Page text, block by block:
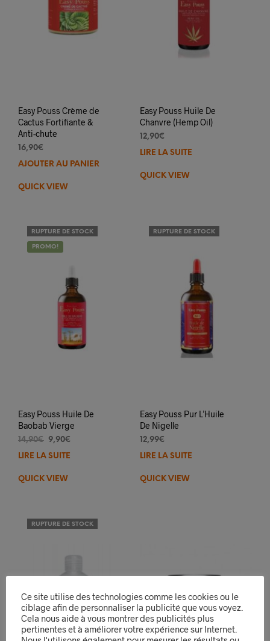
Easy Pouss Crème de
Cactus Fortifiante &
Anti-chute
16,90€
AJOUTER AU PANIER
QUICK VIEW
Easy Pouss Huile De
Chanvre (Hemp Oil)
12,90€
LIRE LA SUITE
QUICK VIEW
RUPTURE DE STOCK
PROMO!
Easy Pouss Huile De
Baobab Vierge
14,90€
Le
prix
était :
9,90€
LIRE LA SUITE
QUICK VIEW
RUPTURE DE STOCK
Easy Pouss Pur L’Huile
De Nigelle
12,99€
LIRE LA SUITE
QUICK VIEW
RUPTURE DE STOCK
Ce site utilise des technologies comme les cookies ou le
ciblage afin de personnaliser la publicité que vous voyez.
Cela nous aide à vous montrer des publicités plus
pertinentes et à améliorer votre expérience sur Internet.